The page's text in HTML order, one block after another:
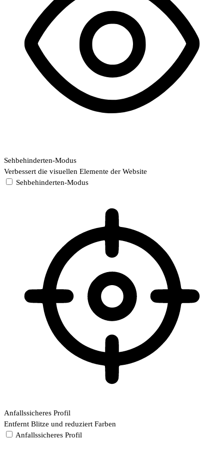
Sehbehinderten-Modus
Verbessert die visuellen Elemente der Website
Sehbehinderten-Modus
Anfallssicheres Profil
Entfernt Blitze und reduziert Farben
Anfallssicheres Profil